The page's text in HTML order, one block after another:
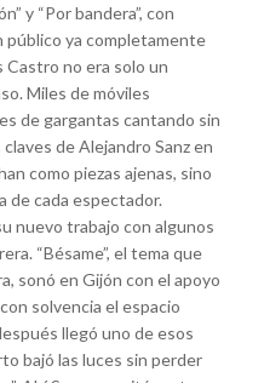
y “Por bandera”, con
público ya completamente
Castro no era solo un
Miles de móviles
de gargantas cantando sin
de Alejandro Sanz en
como piezas ajenas, sino
de cada espectador.
nuevo trabajo con algunos
“Bésame”, el tema que
sonó en Gijón con el apoyo
solvencia el espacio
llegó uno de esos
bajó las luces sin perder